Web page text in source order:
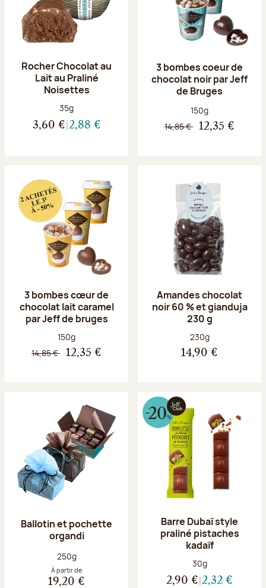
Rocher Chocolat au
Lait au Praliné
Noisettes
Poids net :
35g
3,60 € 2,88 €
3 bombes coeur de
chocolat noir par Jeff
de Bruges
Poids net :
150g
14,85 € 12,35 €
3 bombes cœur de
chocolat lait caramel
par Jeff de bruges
Poids net :
150g
14,85 € 12,35 €
Amandes chocolat
noir 60 % et gianduja
230 g
Poids net :
230g
14,90 €
Ballotin et pochette
organdi
Poids net :
250g
À partir de
19,20 €
Barre Dubaï style
praliné pistaches
kadaïf
Poids net :
30g
2,90 € 2,32 €